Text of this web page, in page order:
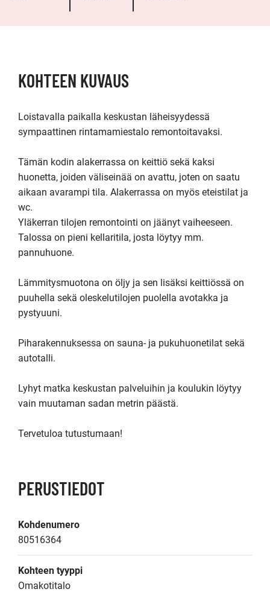
KOHTEEN KUVAUS
Loistavalla paikalla keskustan läheisyydessä
sympaattinen rintamamiestalo remontoitavaksi.
Tämän kodin alakerrassa on keittiö sekä kaksi
huonetta, joiden väliseinää on avattu, joten on saatu
aikaan avarampi tila. Alakerrassa on myös eteistilat ja
wc.
Yläkerran tilojen remontointi on jäänyt vaiheeseen.
Talossa on pieni kellaritila, josta löytyy mm.
pannuhuone.
Lämmitysmuotona on öljy ja sen lisäksi keittiössä on
puuhella sekä oleskelutilojen puolella avotakka ja
pystyuuni.
Piharakennuksessa on sauna- ja pukuhuonetilat sekä
autotalli.
Lyhyt matka keskustan palveluihin ja koulukin löytyy
vain muutaman sadan metrin päästä.
Tervetuloa tutustumaan!
PERUSTIEDOT
Kohdenumero
80516364
Kohteen tyyppi
Omakotitalo